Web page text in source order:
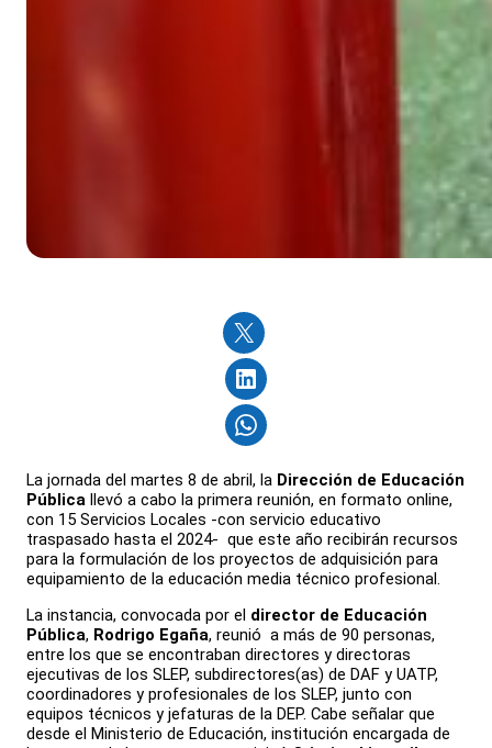
La jornada del martes 8 de abril, la Dirección de Educación
Pública llevó a cabo la primera reunión, en formato online,
con 15 Servicios Locales -con servicio educativo
traspasado hasta el 2024- que este año recibirán recursos
para la formulación de los proyectos de adquisición para
equipamiento de la educación media técnico profesional.
La instancia, convocada por el director de Educación
Pública, Rodrigo Egaña, reunió a más de 90 personas,
entre los que se encontraban directores y directoras
ejecutivas de los SLEP, subdirectores(as) de DAF y UATP,
coordinadores y profesionales de los SLEP, junto con
equipos técnicos y jefaturas de la DEP. Cabe señalar que
desde el Ministerio de Educación, institución encargada de